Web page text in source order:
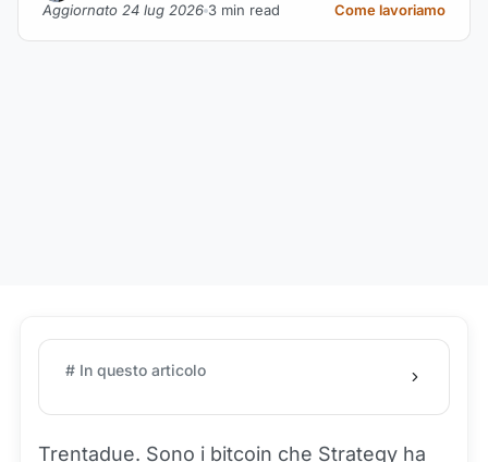
Aggiornato 24 lug 2026 3 min read Come lavoriamo
# In questo articolo
Trentadue. Sono i bitcoin che Strategy ha